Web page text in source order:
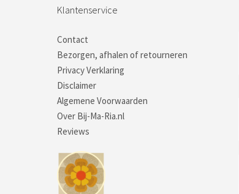
Klantenservice
Contact
Bezorgen, afhalen of retourneren
Privacy Verklaring
Disclaimer
Algemene Voorwaarden
Over Bij-Ma-Ria.nl
Reviews